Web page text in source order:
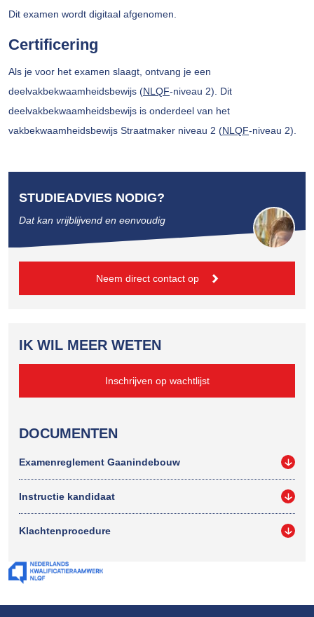
Dit examen wordt digitaal afgenomen.
Certificering
Als je voor het examen slaagt, ontvang je een
deelvakbekwaamheidsbewijs (NLQF-niveau 2). Dit
deelvakbekwaamheidsbewijs is onderdeel van het
vakbekwaamheidsbewijs Straatmaker niveau 2 (NLQF-niveau 2).
STUDIEADVIES NODIG?
Dat kan vrijblijvend en eenvoudig
Neem direct contact op
IK WIL MEER WETEN
Inschrijven op wachtlijst
DOCUMENTEN
Examenreglement Gaanindebouw
Instructie kandidaat
Klachtenprocedure